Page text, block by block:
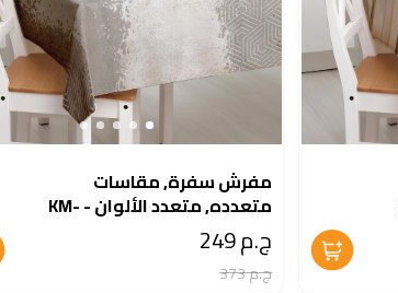
مفرش سفرة, مقاسات
متعدده, متعدد الألوان - KM-
EG131-644
ج.م 249
ج.م 373